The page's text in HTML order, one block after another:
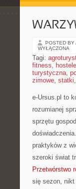
POSTED BY
WYŁĄCZONA
Tagi:
fitness, hostele
turystyczna,
zimowe, statki,
e-Ursus.pl to
rozumianej
sprzętu
praktyków z
szeroki świat
Przetwórstwo
się sezon, nikt